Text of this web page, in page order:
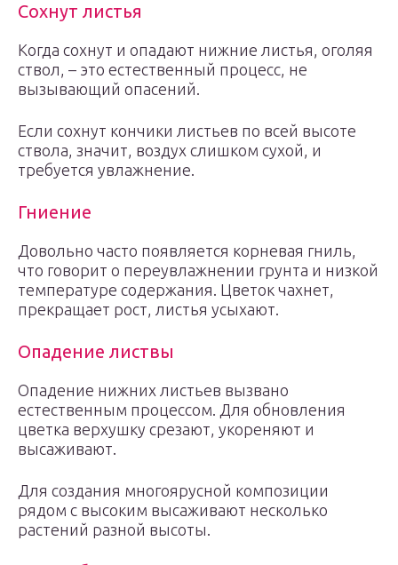
Сохнут листья
Когда сохнут и опадают нижние листья, оголяя
ствол, – это естественный процесс, не
вызывающий опасений.
Если сохнут кончики листьев по всей высоте
ствола, значит, воздух слишком сухой, и
требуется увлажнение.
Гниение
Довольно часто появляется корневая гниль,
что говорит о переувлажнении грунта и низкой
температуре содержания. Цветок чахнет,
прекращает рост, листья усыхают.
Опадение листвы
Опадение нижних листьев вызвано
естественным процессом. Для обновления
цветка верхушку срезают, укореняют и
высаживают.
Для создания многоярусной композиции
рядом с высоким высаживают несколько
растений разной высоты.